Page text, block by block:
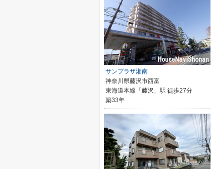
サンプラザ湘南
神奈川県藤沢市西富
東海道本線「藤沢」駅 徒歩27分
築33年